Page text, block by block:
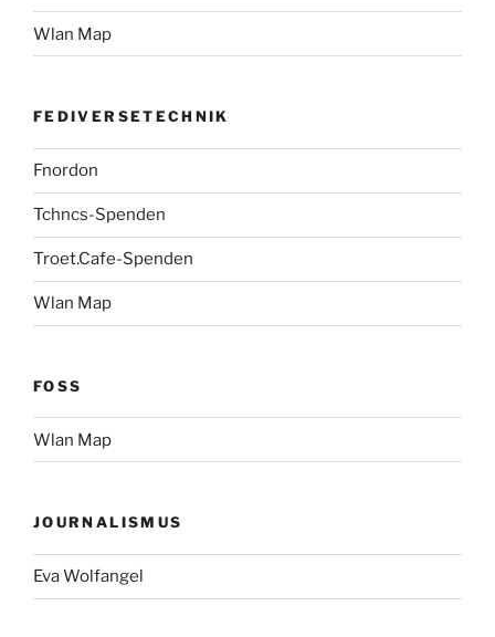
Wlan Map
FEDIVERSETECHNIK
Fnordon
Tchncs-Spenden
Troet.Cafe-Spenden
Wlan Map
FOSS
Wlan Map
JOURNALISMUS
Eva Wolfangel